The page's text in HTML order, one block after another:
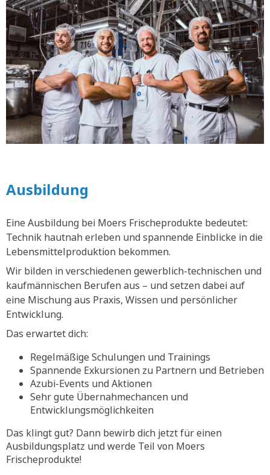
Ausbildung
Eine Ausbildung bei Moers Frischeprodukte bedeutet:
Technik hautnah erleben und spannende Einblicke in die
Lebensmittelproduktion bekommen.
Wir bilden in verschiedenen gewerblich-technischen und
kaufmännischen Berufen aus – und setzen dabei auf
eine Mischung aus Praxis, Wissen und persönlicher
Entwicklung.
Das erwartet dich:
Regelmäßige Schulungen und Trainings
Spannende Exkursionen zu Partnern und Betrieben
Azubi-Events und Aktionen
Sehr gute Übernahmechancen und
Entwicklungsmöglichkeiten
Das klingt gut? Dann bewirb dich jetzt für einen
Ausbildungsplatz und werde Teil von Moers
Frischeprodukte!